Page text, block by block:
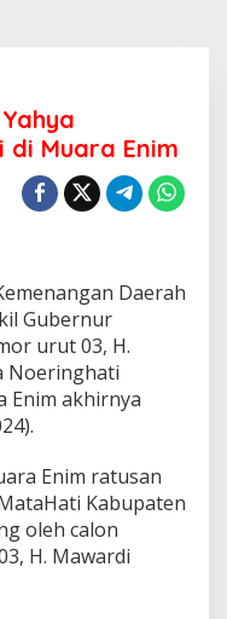
di Muara Enim
Daerah
Gubernur
urut 03, H.
Noeringhati
Enim akhirnya
Enim ratusan
Kabupaten
oleh calon
H. Mawardi